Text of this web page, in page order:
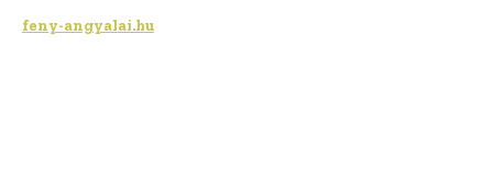
feny-angyalai.hu